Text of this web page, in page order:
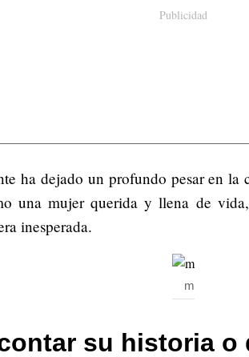
Publicidad
ha dejado un profundo pesar en la
una mujer querida y llena de
inesperada.
m
su historia o